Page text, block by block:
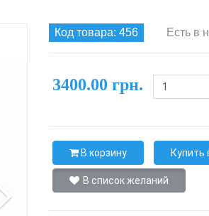
Код товара: 456 Есть в
3400.00 грн.
В корзину Купить
В список желаний